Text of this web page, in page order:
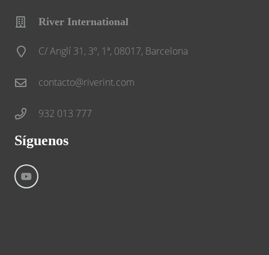
River International
C/ Anglí 31, 3º, 1ª, 08017, Barcelona
contacto@riverint.com
932 013 777
Síguenos